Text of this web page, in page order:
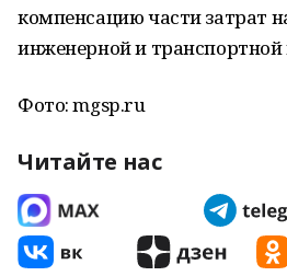
компенсацию части затрат
инженерной и
Фото: mgsp.ru
Читайте нас